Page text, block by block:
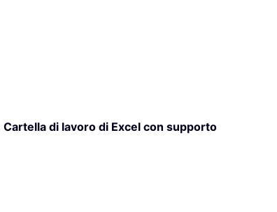
Cartella di lavoro di Excel con supporto